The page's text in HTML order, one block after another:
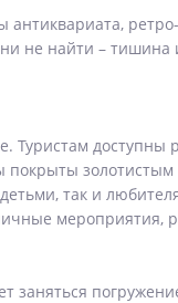
не найти – тишина
Туристам доступны
золотистым
так и
мероприятия,
заняться